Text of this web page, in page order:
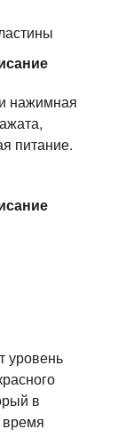
нажимная
питание.
уровень
в